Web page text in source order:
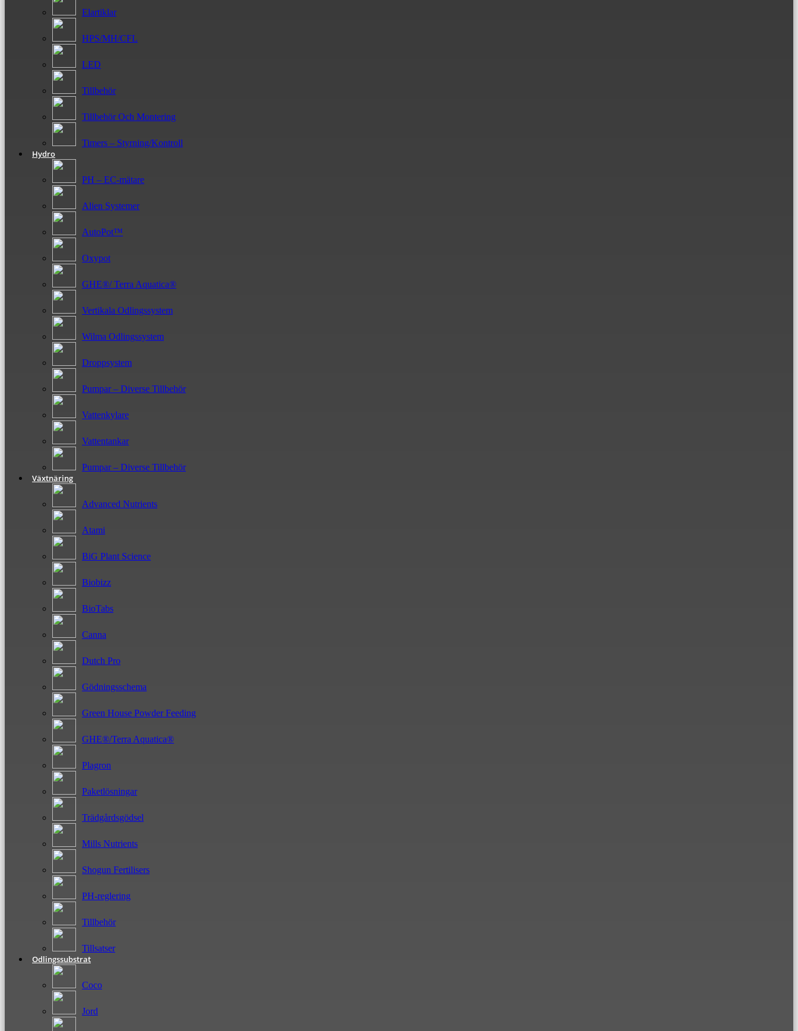
Elartiklar
HPS/MH/CFL
LED
Tillbehör
Tillbehör Och Montering
Timers – Styrning/Kontroll
Hydro
PH – EC-mätare
Alien Systemer
AutoPot™
Oxypot
GHE®/ Terra Aquatica®
Vertikala Odlingssystem
Wilma Odlingssystem
Droppsystem
Pumpar – Diverse Tillbehör
Vattenkylare
Vattentankar
Pumpar – Diverse Tillbehör
Växtnäring
Advanced Nutrients
Atami
BiG Plant Science
Biobizz
BioTabs
Canna
Dutch Pro
Gödningsschema
Green House Powder Feeding
GHE®/Terra Aquatica®
Plagron
Paketlösningar
Trädgårdsgödsel
Mills Nutrients
Shogun Fertilisers
PH-reglering
Tillbehör
Tillsatser
Odlingssubstrat
Coco
Jord